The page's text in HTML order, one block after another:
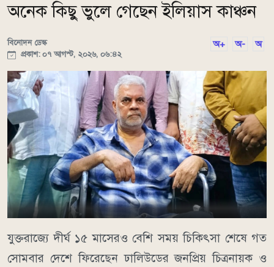
অনেক কিছু ভুলে গেছেন ইলিয়াস কাঞ্চন
বিনোদন ডেস্ক
প্রকাশ: ০৭ আগস্ট, ২০২৬, ০৬:৪২
অ+ অ- অ
যুক্তরাজ্যে দীর্ঘ ১৫ মাসেরও বেশি সময় চিকিৎসা শেষে গত
সোমবার দেশে ফিরেছেন ঢালিউডের জনপ্রিয় চিত্রনায়ক ও